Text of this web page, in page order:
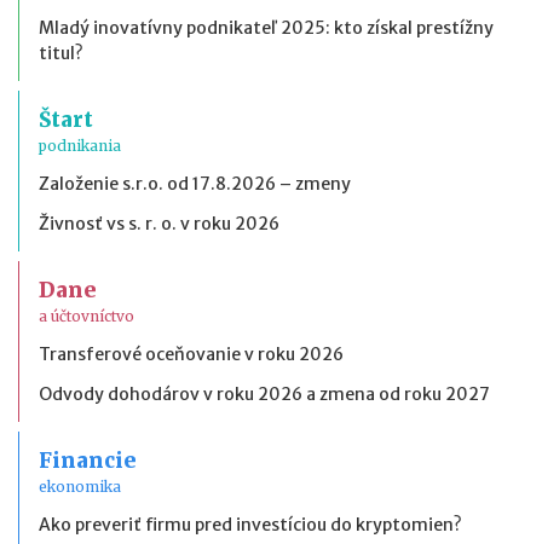
Mladý inovatívny podnikateľ 2025: kto získal prestížny
titul?
Štart
podnikania
Založenie s.r.o. od 17.8.2026 – zmeny
Živnosť vs s. r. o. v roku 2026
Dane
a účtovníctvo
Transferové oceňovanie v roku 2026
Odvody dohodárov v roku 2026 a zmena od roku 2027
Financie
ekonomika
Ako preveriť firmu pred investíciou do kryptomien?